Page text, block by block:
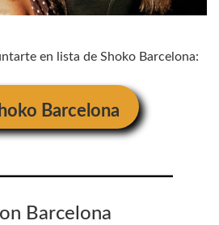
en lista de Shoko Barcelona:
Barcelona
Barcelona